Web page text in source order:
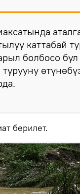
каттабай
болбосо бул
берилет.